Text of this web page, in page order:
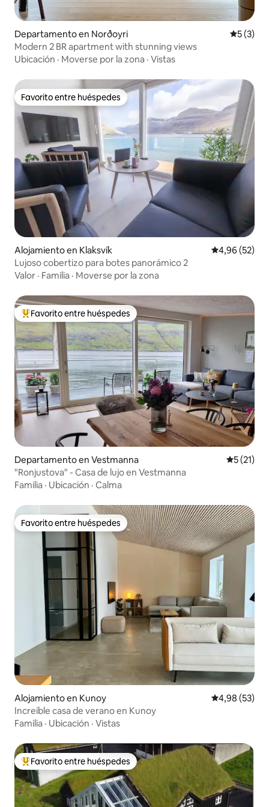
Departamento en Norðoyri
5 (3)
Modern 2 BR apartment with stunning views
Ubicación · Moverse por la zona · Vistas
Favorito entre huéspedes
Favorito entre huéspedes
Alojamiento en Klaksvík Calificación
4,96 (52)
Lujoso cobertizo para botes panorámico 2
Valor · Familia · Moverse por la zona
Favorito entre los huéspedes más destacados
Favorito entre huéspedes
Departamento en Vestmanna
5 (21)
"Ronjustova" - Casa de lujo en Vestmanna
Familia · Ubicación · Calma
Favorito entre huéspedes
Favorito entre huéspedes
Alojamiento en Kunoy Calificación
4,98 (53)
Increíble casa de verano en Kunoy
Familia · Ubicación · Vistas
Favorito entre los huéspedes más destacados
Favorito entre huéspedes